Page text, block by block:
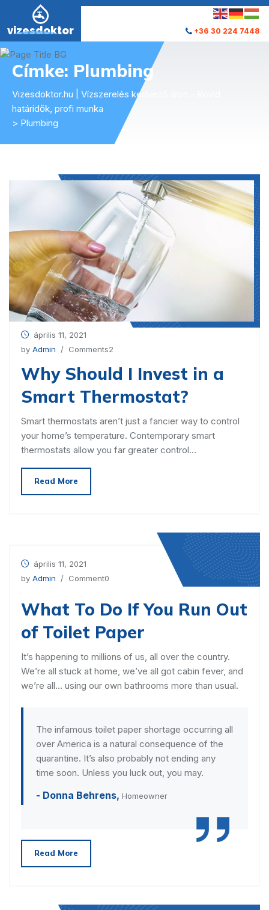
vizesdoktor +36 30 224 7448
Címke: Plumbing
Vizesdoktor.hu | Vízszerelés kedvező áron - Rövid
határidők, profi munka
> Plumbing
április 11, 2021
by Admin / Comments2
Why Should I Invest in a
Smart Thermostat?
Smart thermostats aren’t just a fancier way to control
your home’s temperature. Contemporary smart
thermostats allow you far greater control…
Read More
április 11, 2021
by Admin / Comment0
What To Do If You Run Out
of Toilet Paper
It’s happening to millions of us, all over the country.
We’re all stuck at home, we’ve all got cabin fever, and
we’re all… using our own bathrooms more than usual.
The infamous toilet paper shortage occurring all
over America is a natural consequence of the
quarantine. It’s also probably not ending any
time soon. Unless you luck out, you may.
- Donna Behrens, Homeowner
Read More